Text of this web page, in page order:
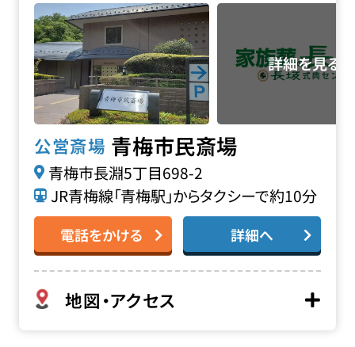
公営斎場 青梅市民斎場
青梅市長淵5丁目698-2
JR青梅線「青梅駅」からタクシーで約10分
電話をかける 詳細へ
地図・アクセス